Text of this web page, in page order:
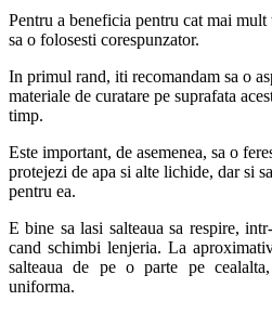
Pentru a beneficia pentru cat mai
sa o folosesti corespunzator.
In primul rand, iti recomandam sa o
materiale de curatare pe suprafata
timp.
Este important, de asemenea, sa o
protejezi de apa si alte lichide, dar si
pentru ea.
E bine sa lasi salteaua sa respire,
cand schimbi lenjeria. La
salteaua de pe o parte pe
uniforma.